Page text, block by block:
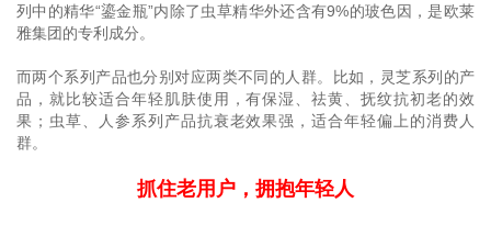
列中的精华“鎏金瓶”内除了虫草精华外还含有9%的玻色因，是欧莱
雅集团的专利成分。
而两个系列产品也分别对应两类不同的人群。比如，灵芝系列的产
品，就比较适合年轻肌肤使用，有保湿、祛黄、抚纹抗初老的效
果；虫草、人参系列产品抗衰老效果强，适合年轻偏上的消费人
群。
抓住老用户，拥抱年轻人